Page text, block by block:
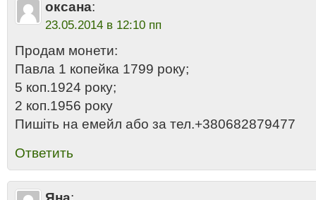
оксана:
23.05.2014 в 12:10 пп
Продам монети:
Павла 1 копейка 1799 року;
5 коп.1924 року;
2 коп.1956 року
Пишіть на емейл або за тел.+380682879477
Ответить